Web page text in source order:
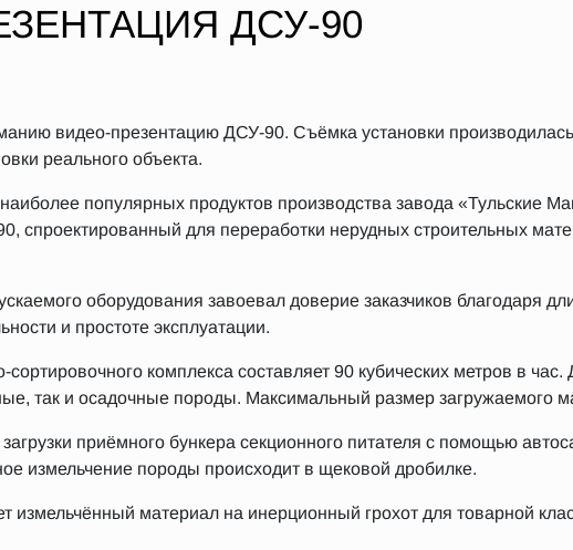
ДСУ-90
видео-презентацию ДСУ-90. Съёмка установки
реального объекта.
популярных продуктов производства завода «Тульские
спроектированный для переработки нерудных строительных
оборудования завоевал доверие заказчиков благодаря
и простоте эксплуатации.
комплекса составляет 90 кубических метров в
так и осадочные породы. Максимальный размер загружаемого
приёмного бункера секционного питателя с помощью
измельчение породы происходит в щековой дробилке.
измельчённый материал на инерционный грохот для товарной